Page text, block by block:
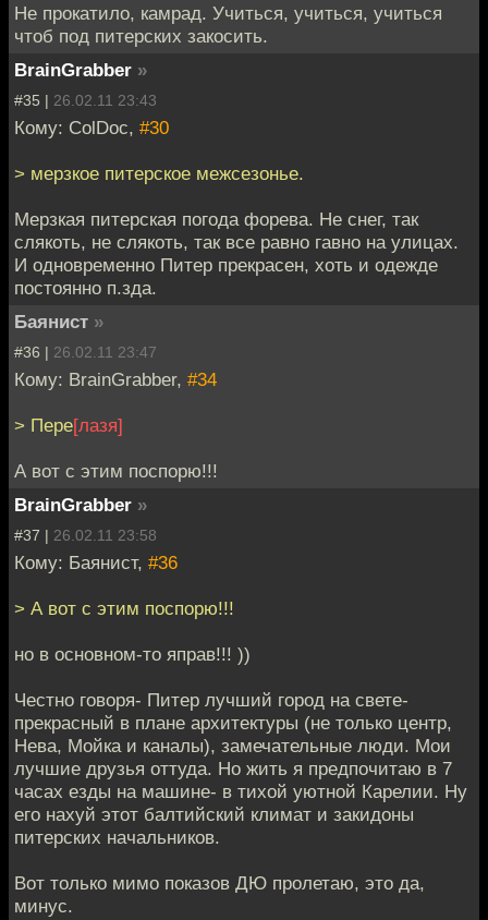
Не прокатило, камрад. Учиться, учиться, учиться
чтоб под питерских закосить.
BrainGrabber »
#35 | 26.02.11 23:43
Кому: ColDoc, #30
> мерзкое питерское межсезонье.
Мерзкая питерская погода форева. Не снег, так
слякоть, не слякоть, так все равно гавно на улицах.
И одновременно Питер прекрасен, хоть и одежде
постоянно п.зда.
Баянист »
#36 | 26.02.11 23:47
Кому: BrainGrabber, #34
> Пере[лазя]
А вот с этим поспорю!!!
BrainGrabber »
#37 | 26.02.11 23:58
Кому: Баянист, #36
> А вот с этим поспорю!!!
но в основном-то яправ!!! ))
Честно говоря- Питер лучший город на свете-
прекрасный в плане архитектуры (не только центр,
Нева, Мойка и каналы), замечательные люди. Мои
лучшие друзья оттуда. Но жить я предпочитаю в 7
часах езды на машине- в тихой уютной Карелии. Ну
его нахуй этот балтийский климат и закидоны
питерских начальников.
Вот только мимо показов ДЮ пролетаю, это да,
минус.